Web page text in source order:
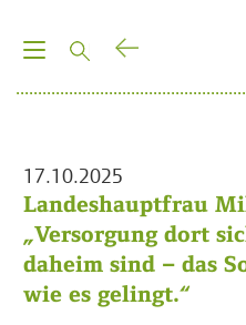
T
e
a
v
17.10.2025
Landeshauptfrau
„Versorgung dort
daheim sind – das
wie es gelingt.“